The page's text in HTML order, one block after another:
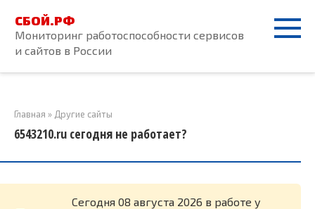
контенту
СБОЙ.РФ
Мониторинг работоспособности сервисов
и сайтов в России
Главная » Другие сайты
6543210.ru сегодня не работает?
Cегодня 08 августа 2026 в работе у